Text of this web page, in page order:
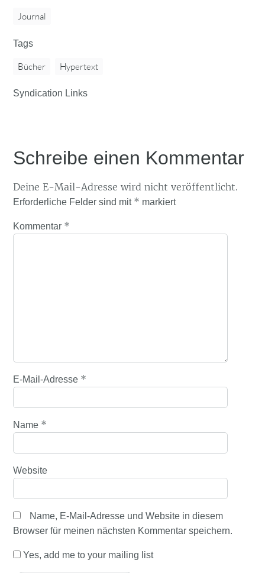
Journal
Tags
Bücher Hypertext
Syndication Links
Schreibe einen Kommentar
Deine E-Mail-Adresse wird nicht veröffentlicht.
Erforderliche Felder sind mit * markiert
Kommentar *
E-Mail-Adresse *
Name *
Website
Name, E-Mail-Adresse und Website in diesem
Browser für meinen nächsten Kommentar speichern.
Yes, add me to your mailing list